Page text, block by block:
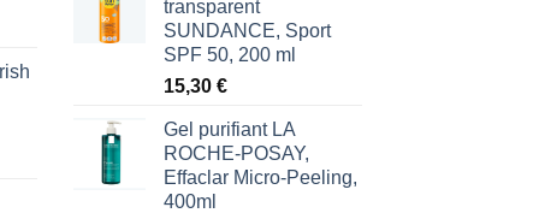
transparent
SUNDANCE, Sport
SPF 50, 200 ml
15,30 €
Gel purifiant LA
ROCHE-POSAY,
Effaclar Micro-Peeling,
400ml